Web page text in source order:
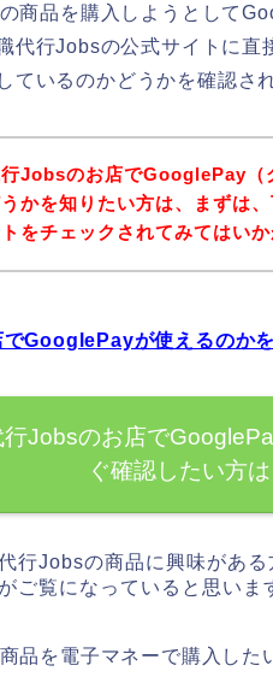
商品を購入しようとして
代行Jobsの公式サイトに
ているのかどうかを確認さ
Jobsのお店でGooglePay（
かを知りたい方は、まずは
をチェックされてみてはい
GooglePayが使えるのか
Jobsのお店で
ぐ確認したい方
行Jobsの商品に興味があ
ご覧になっていると思いま
品を電子マネーで購入し